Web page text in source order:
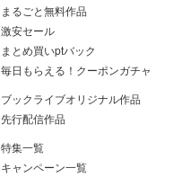
まるごと無料作品
激安セール
まとめ買いptバック
毎日もらえる！クーポンガチャ
ブックライブオリジナル作品
先行配信作品
特集一覧
キャンペーン一覧